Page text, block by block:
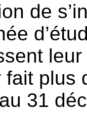
de
plus
31